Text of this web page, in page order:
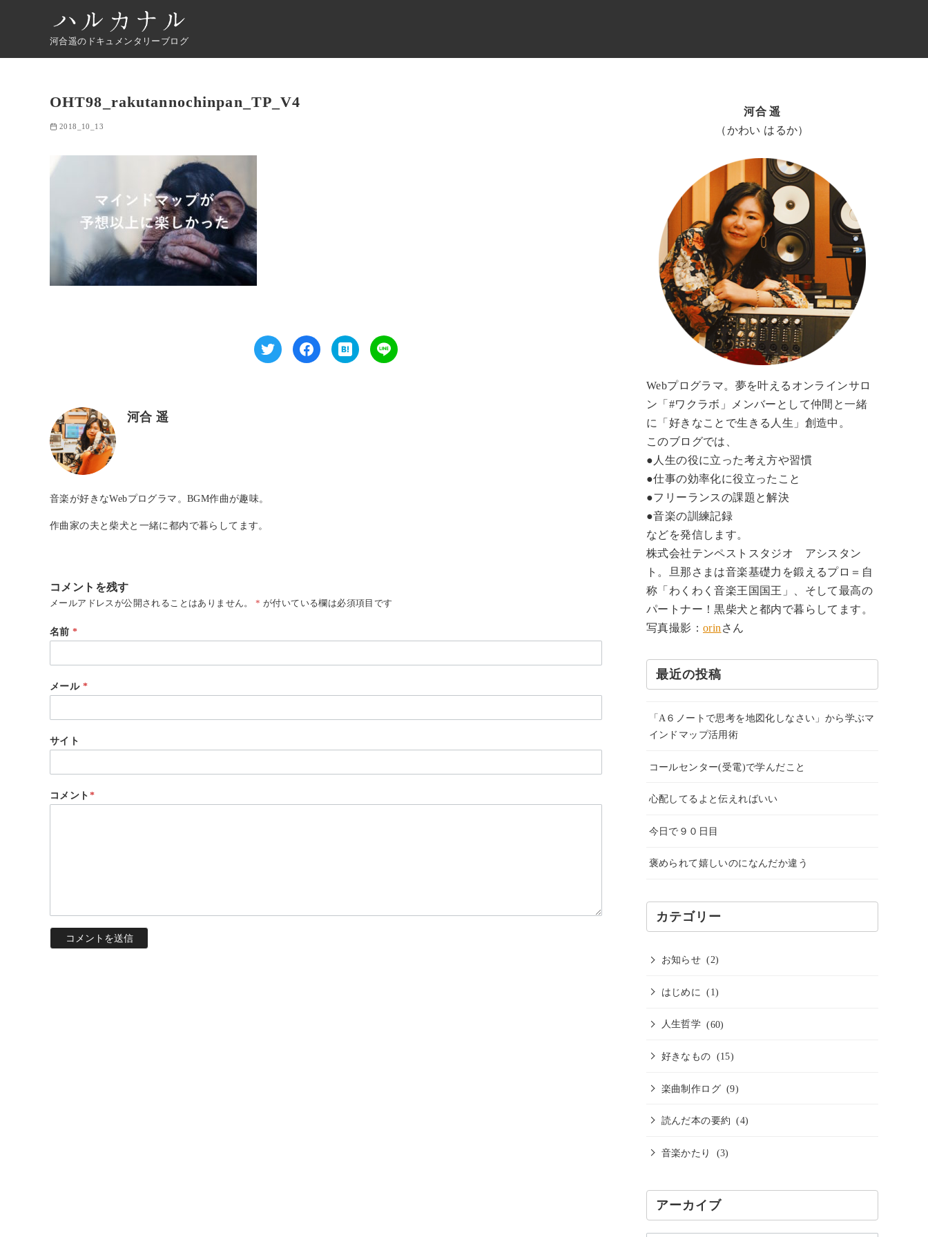
河合遥のドキュメンタリーブログ
OHT98_rakutannochinpan_TP_V4
2018_10_13
河合 遥
音楽が好きなWebプログラマ。BGM作曲が趣味。
作曲家の夫と柴犬と一緒に都内で暮らしてます。
コメントを残す
メールアドレスが公開されることはありません。 * が付いている欄は必須項目です
名前*
メール *
サイト
コメント*
河合 遥
（かわい はるか）
Webプログラマ。夢を叶えるオンラインサロ
ン「#ワクラボ」メンバーとして仲間と一緒
に「好きなことで生きる人生」創造中。
このブログでは、
●人生の役に立った考え方や習慣
●仕事の効率化に役立ったこと
●フリーランスの課題と解決
●音楽の訓練記録
などを発信します。
株式会社テンペストスタジオ アシスタン
ト。旦那さまは音楽基礎力を鍛えるプロ＝自
称「わくわく音楽王国国王」、そして最高の
パートナー！黒柴犬と都内で暮らしてます。
写真撮影： orin さん
最近の投稿
「A６ノートで思考を地図化しなさい」から学ぶマ
インドマップ活用術
コールセンター(受電)で学んだこと
心配してるよと伝えればいい
今日で９０日目
褒められて嬉しいのになんだか違う
カテゴリー
お知らせ (2)
はじめに (1)
人生哲学 (60)
好きなもの (15)
楽曲制作ログ (9)
読んだ本の要約 (4)
音楽かたり (3)
アーカイブ